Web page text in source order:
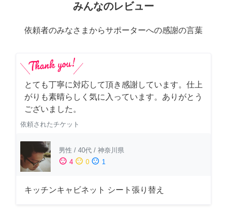
みんなのレビュー
依頼者のみなさまからサポーターへの感謝の言葉
とても丁寧に対応して頂き感謝しています。仕上
がりも素晴らしく気に入っています。ありがとう
ございました。
依頼されたチケット
男性 / 40代 / 神奈川県
sentiment_satisfied 4 sentiment_neutral 0 sentiment_dissatisfied 1
キッチンキャビネット シート張り替え